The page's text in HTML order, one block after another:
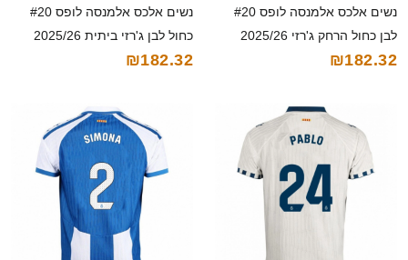
נשים אלכס אלמנסה לופס #20
לבן כחול הרחק ג'רזי 2025/26
חולצה קצרה
₪182.32
נשים אלכס אלמנסה לופס #20
כחול לבן ג'רזי ביתית 2025/26
חולצה קצרה
₪182.32